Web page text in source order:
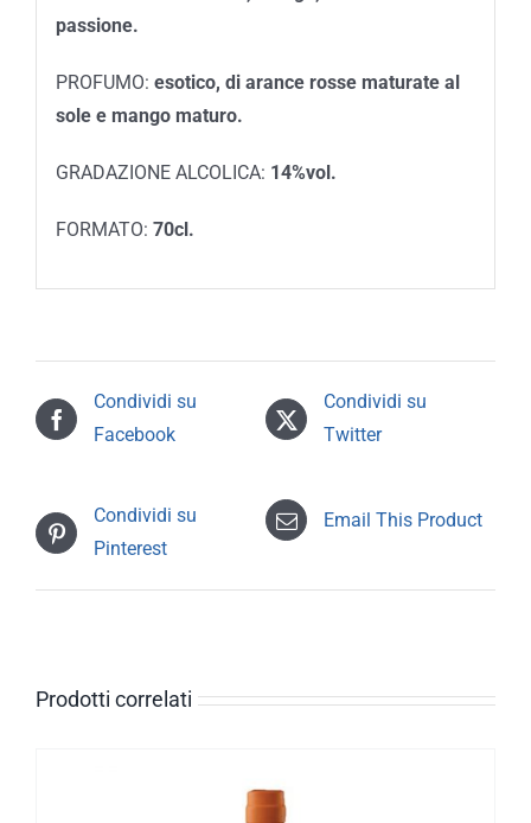
passione.
PROFUMO: esotico, di arance rosse maturate al
sole e mango maturo.
GRADAZIONE ALCOLICA: 14%vol.
FORMATO: 70cl.
Condividi su
Facebook
Condividi su
Twitter
Condividi su
Pinterest
Email This Product
Prodotti correlati